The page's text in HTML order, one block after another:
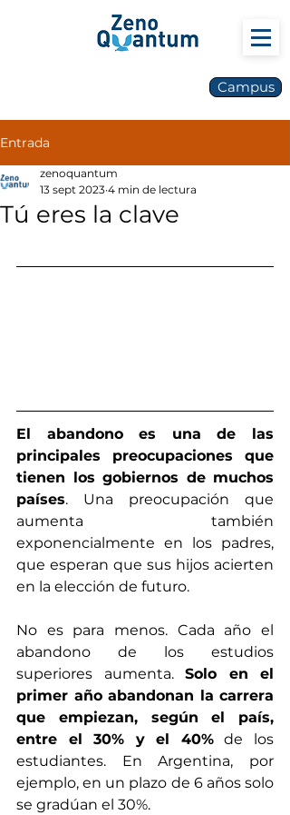
Campus
Entrada
Tú eres la clave
zenoquantum
13 sept 2023 4 min de lectura
El abandono es una de las
principales preocupaciones que
tienen los gobiernos de muchos
países. Una preocupación que
aumenta también
exponencialmente en los padres,
que esperan que sus hijos acierten
en la elección de futuro.
No es para menos. Cada año el
abandono de los estudios
superiores aumenta. Solo en el
primer año abandonan la carrera
que empiezan, según el país,
entre el 30% y el 40% de los
estudiantes. En Argentina, por
ejemplo, en un plazo de 6 años solo
se gradúan el 30%.